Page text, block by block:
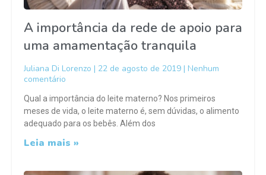
A importância da rede de apoio para
uma amamentação tranquila
Juliana Di Lorenzo 22 de agosto de 2019
Nenhum
comentário
Qual a importância do leite materno? Nos primeiros
meses de vida, o leite materno é, sem dúvidas, o alimento
adequado para os bebês. Além dos
Leia mais »